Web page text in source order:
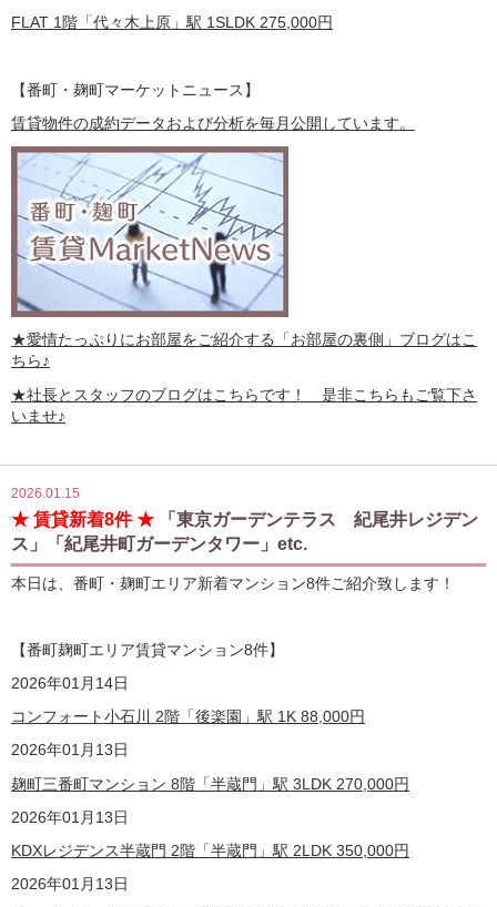
FLAT 1階「代々木上原」駅 1SLDK 275,000円
【番町・麹町マーケットニュース】
賃貸物件の成約データおよび分析を毎月公開しています。
★愛情たっぷりにお部屋をご紹介する 「お部屋の裏側」 ブログはこ
ちら♪
★社長とスタッフのブログはこちらです！ 是非こちらもご覧下さ
いませ♪
2026.01.15
★ 賃貸新着8件 ★
「東京ガーデンテラス 紀尾井レジデン
ス」「紀尾井町ガーデンタワー」etc.
本日は、番町・麹町エリア新着マンション8件ご紹介致します！
【番町麹町エリア賃貸マンション8件】
2026年01月14日
コンフォート小石川 2階「後楽園」駅 1K 88,000円
2026年01月13日
麹町三番町マンション 8階「半蔵門」駅 3LDK 270,000円
2026年01月13日
KDXレジデンス半蔵門 2階「半蔵門」駅 2LDK 350,000円
2026年01月13日